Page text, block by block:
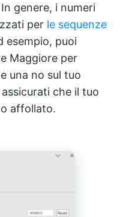
genere, i numeri
per le sequenze
esempio, puoi
Maggiore per
una no sul tuo
che il tuo
affollato.